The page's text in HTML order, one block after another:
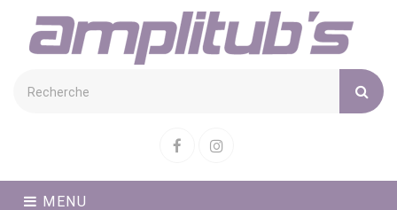
FacebookInstagram
MENU
Cookies management panel